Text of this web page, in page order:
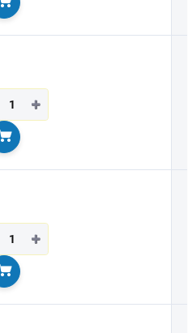
Do košíku
+
Do košíku
+
Do košíku